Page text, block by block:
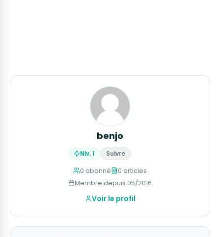
benjo
Niv. 1 Suivre
0 abonné
0 articles
Membre depuis 05/2016
Voir le profil